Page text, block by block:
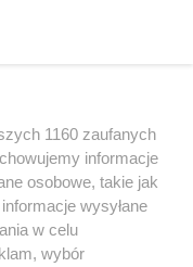
Serwis Informacyjny Miasta
HOSTING
1160 zaufanych
informacje
osobowe, takie jak
wysyłane
w celu
wybór